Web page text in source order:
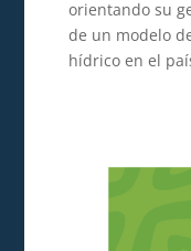
orientando su
de un modelo
hídrico en el